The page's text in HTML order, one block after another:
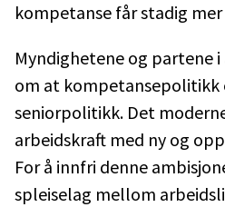
kompetanse får stadig mer
Myndighetene og partene
om at kompetansepolitikk
seniorpolitikk. Det
arbeidskraft med ny og
For å innfri denne
spleiselag mellom